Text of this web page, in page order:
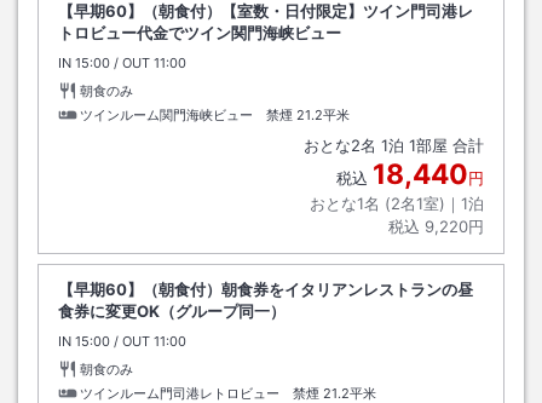
【早期60】（朝食付）【室数・日付限定】ツイン門司港レ
トロビュー代金でツイン関門海峡ビュー
IN チェックイン
15:00 / OUT チェックアウト
11:00
朝食のみ
ツインルーム関門海峡ビュー 禁煙 21.2平米
おとな2名 1泊 1部屋 合計
税込 18,440円
おとな1名 (2名1室)｜ 1泊
税込 9,220円
【早期60】（朝食付）朝食券をイタリアンレストランの昼
食券に変更OK（グループ同一）
IN チェックイン
15:00 / OUT チェックアウト
11:00
朝食のみ
ツインルーム門司港レトロビュー 禁煙 21.2平米